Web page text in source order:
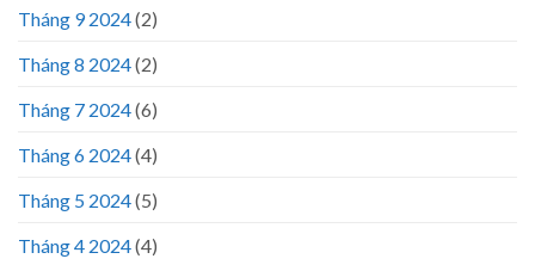
Tháng 9 2024(2)
Tháng 8 2024(2)
Tháng 7 2024(6)
Tháng 6 2024(4)
Tháng 5 2024(5)
Tháng 4 2024(4)